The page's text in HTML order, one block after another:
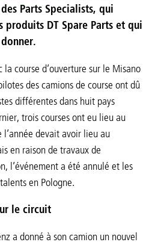
Parts Specialists, qui
produits DT Spare Parts et qui
course d’ouverture sur le Misano
des camions de course ont dû
différentes dans huit pays
trois courses ont eu lieu au
devait avoir lieu au
en raison de travaux de
l’événement a été annulé et les
en Pologne.
le circuit
a donné à son camion un nouvel